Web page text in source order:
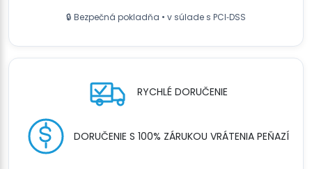
🔒 Bezpečná pokladňa • v súlade s PCI‑DSS
RYCHLÉ DORUČENIE
DORUČENIE S 100% ZÁRUKOU VRÁTENIA PEŇAZÍ